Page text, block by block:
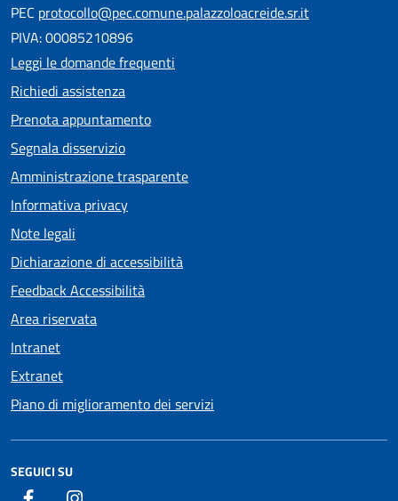
PEC protocollo@pec.comune.palazzoloacreide.sr.it
PIVA: 00085210896
Leggi le domande frequenti
Richiedi assistenza
Prenota appuntamento
Segnala disservizio
Amministrazione trasparente
Informativa privacy
Note legali
Dichiarazione di accessibilità
Feedback Accessibilità
Area riservata
Intranet
Extranet
Piano di miglioramento dei servizi
SEGUICI SU